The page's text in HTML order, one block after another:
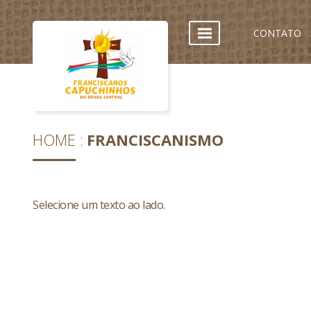
CONTATO
HOME FRANCISCANISMO
Selecione um texto ao lado.